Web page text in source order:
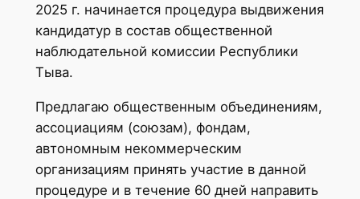
2025 г. начинается процедура выдвижения
кандидатур в состав общественной
наблюдательной комиссии Республики
Тыва.
Предлагаю общественным объединениям,
ассоциациям (союзам), фондам,
автономным некоммерческим
организациям принять участие в данной
процедуре и в течение 60 дней направить